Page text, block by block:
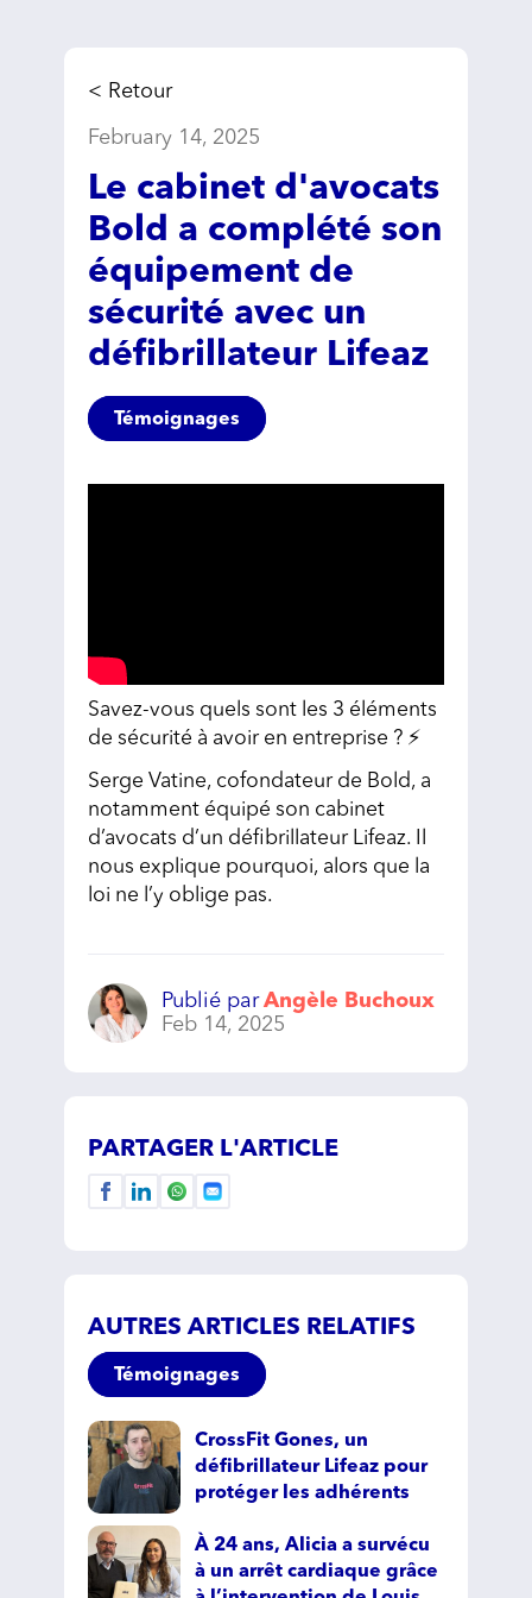
< Retour
February 14, 2025
Le cabinet d'avocats
Bold a complété son
équipement de
sécurité avec un
défibrillateur Lifeaz
Témoignages
Savez-vous quels sont les 3 éléments
de sécurité à avoir en entreprise ? ⚡️
Serge Vatine, cofondateur de Bold, a
notamment équipé son cabinet
d’avocats d’un défibrillateur Lifeaz. Il
nous explique pourquoi, alors que la
loi ne l’y oblige pas.
Publié par Angèle Buchoux
Feb 14, 2025
PARTAGER L'ARTICLE
AUTRES ARTICLES RELATIFS
Témoignages
CrossFit Gones, un
défibrillateur Lifeaz pour
protéger les adhérents
À 24 ans, Alicia a survécu
à un arrêt cardiaque grâce